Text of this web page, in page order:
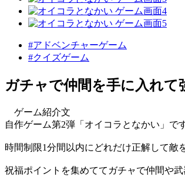
#アドベンチャーゲーム
#クイズゲーム
ガチャで仲間を手に入れ
ゲーム紹介文
自作ゲーム第2弾「オイコラとなかい」です
時間制限1分間以内にどれだけ正解して敵
祝福ポイントを集めててガチャで仲間や